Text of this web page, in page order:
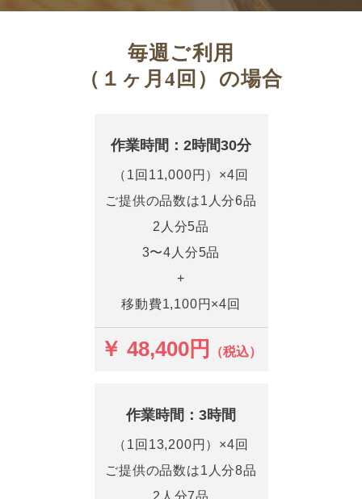
毎週ご利用
（１ヶ月4回）の場合
作業時間：2時間30分
（1回11,000円）×4回
ご提供の品数は1人分6品
2人分5品
3〜4人分5品
+
移動費1,100円×4回
￥ 48,400円 （税込）
作業時間：3時間
（1回13,200円）×4回
ご提供の品数は1人分8品
2人分7品